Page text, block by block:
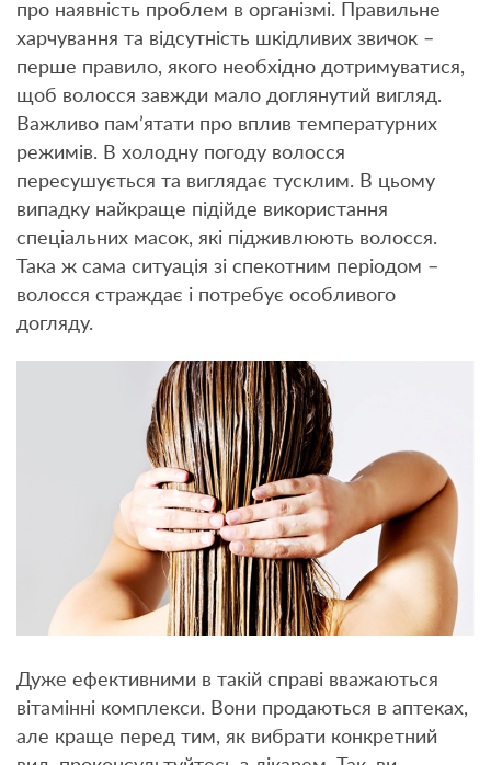
про наявність проблем в організмі. Правильне
харчування та відсутність шкідливих звичок –
перше правило, якого необхідно дотримуватися,
щоб волосся завжди мало доглянутий вигляд.
Важливо пам’ятати про вплив температурних
режимів. В холодну погоду волосся
пересушується та виглядає тусклим. В цьому
випадку найкраще підійде використання
спеціальних масок, які підживлюють волосся.
Така ж сама ситуація зі спекотним періодом –
волосся страждає і потребує особливого
догляду.
Дуже ефективними в такій справі вважаються
вітамінні комплекси. Вони продаються в аптеках,
але краще перед тим, як вибрати конкретний